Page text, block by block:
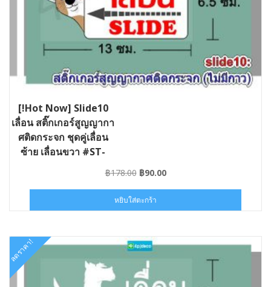
[!Hot Now] Slide10
เลื่อน สติ๊กเกอร์สูญญากา
ศติดกระจก ชุดคู่เลื่อน
ซ้าย เลื่อนขวา #ST-
฿178.00 Original
was:
฿178.00.
฿90.00Current
฿90.00.
หยิบใส่ตะกร้า
ลดราคา!